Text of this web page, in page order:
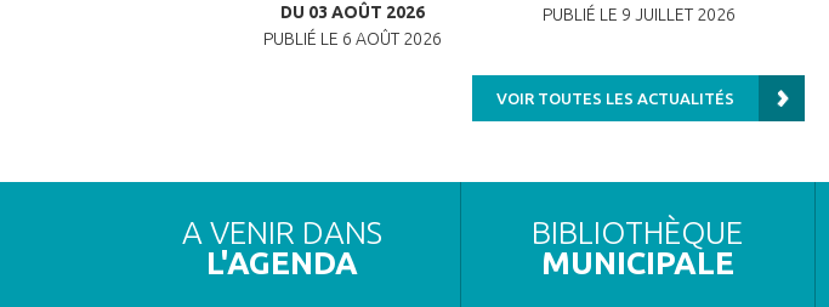
DU 03 AOÛT 2026
PUBLIÉ LE 6 AOÛT 2026
PUBLIÉ LE 9 JUILLET 2026
VOIR TOUTES LES ACTUALITÉS
A VENIR DANS
L'AGENDA
BIBLIOTHÈQUE
MUNICIPALE